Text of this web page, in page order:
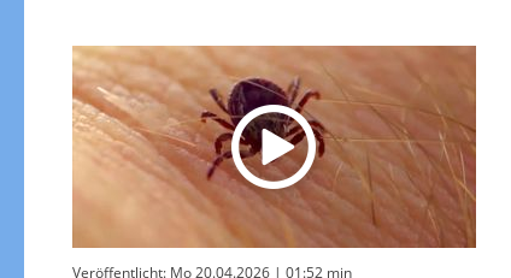
Veröffentlicht: Mo 20.04.2026| 01:52 min